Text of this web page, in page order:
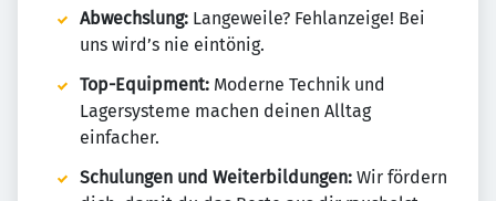
Abwechslung: Langeweile? Fehlanzeige! Bei
uns wird’s nie eintönig.
Top-Equipment: Moderne Technik und
Lagersysteme machen deinen Alltag
einfacher.
Schulungen und Weiterbildungen: Wir fördern